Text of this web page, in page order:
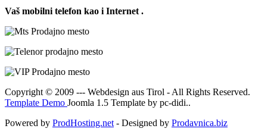
Vaš mobilni telefon kao i Internet .
Copyright © 2009 --- Webdesign aus Tirol - All Rights Reserved.
Template Demo Joomla 1.5 Template by pc-didi..
Powered by ProdHosting.net - Designed by Prodavnica.biz